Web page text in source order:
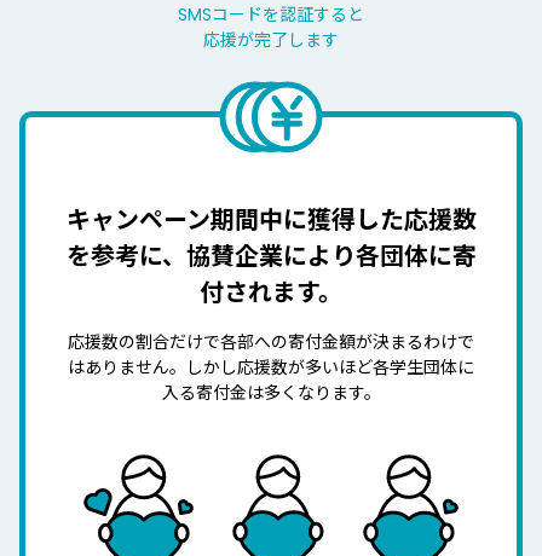
SMSコードを認証すると
応援が完了します
キャンペーン期間中に獲得した応援数
を参考に、 協賛企業により各団体に寄
付されます。
応援数の割合だけで各部への寄付金額が決まるわけで
はありません。 しかし応援数が多いほど各学生団体に
入る寄付金は多くなります。